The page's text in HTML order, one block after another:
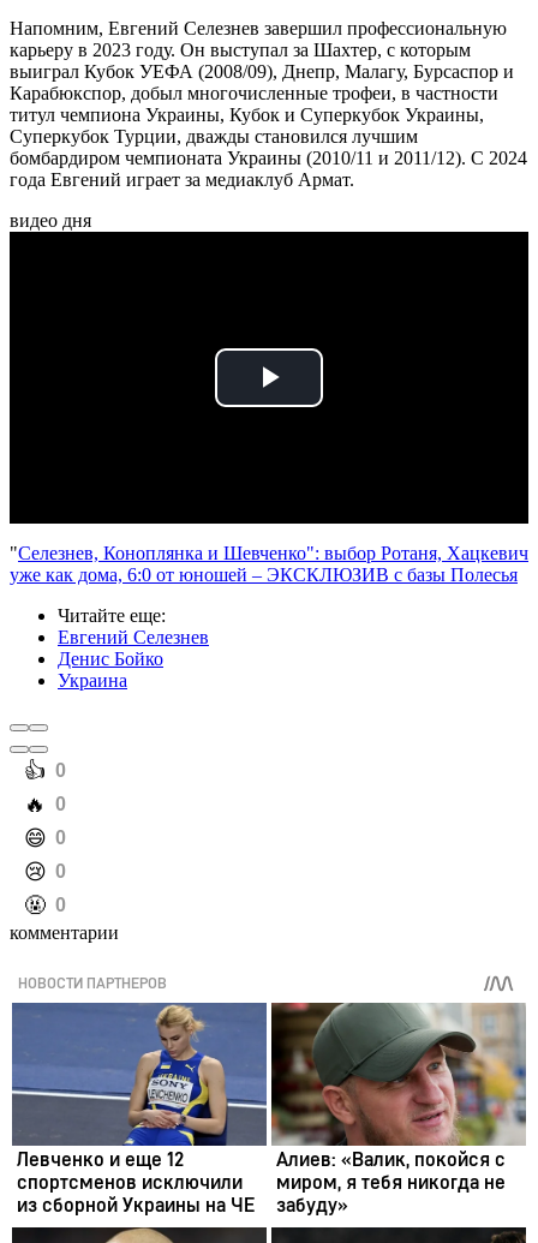
Напомним, Евгений Селезнев завершил профессиональную
карьеру в 2023 году. Он выступал за Шахтер, с которым
выиграл Кубок УЕФА (2008/09), Днепр, Малагу, Бурсаспор и
Карабюкспор, добыл многочисленные трофеи, в частности
титул чемпиона Украины, Кубок и Суперкубок Украины,
Суперкубок Турции, дважды становился лучшим
бомбардиром чемпионата Украины (2010/11 и 2011/12). С 2024
года Евгений играет за медиаклуб Армат.
видео дня
Play
"Селезнев, Коноплянка и Шевченко": выбор Ротаня, Хацкевич
уже как дома, 6:0 от юношей – ЭКСКЛЮЗИВ с базы Полесья
Читайте еще:
Евгений Селезнев
Денис Бойко
Украина
️👍 0
️🔥 0
️😄 0
️😢 0
️🤬 0
комментарии